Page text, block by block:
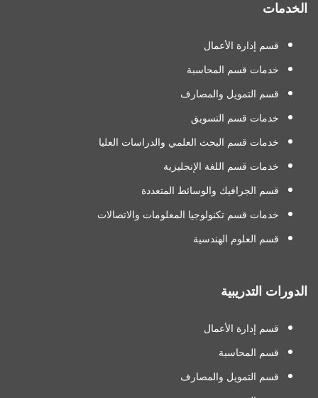
الخدمات
قسم إدارة الأعمال
خدمات قسم المحاسبة
قسم التمويل والمصارف
خدمات قسم التسويق
خدمات قسم البحث العلمي والدراسات العليا
خدمات قسم اللغة الإنجليزية
قسم الجرافيك والوسائط المتعددة
خدمات قسم تكنولوجيا المعلومات والاتصالات
قسم العلوم الهندسية
الدورات التدريبية
قسم إدارة الأعمال
قسم المحاسبة
قسم التمويل والمصارف